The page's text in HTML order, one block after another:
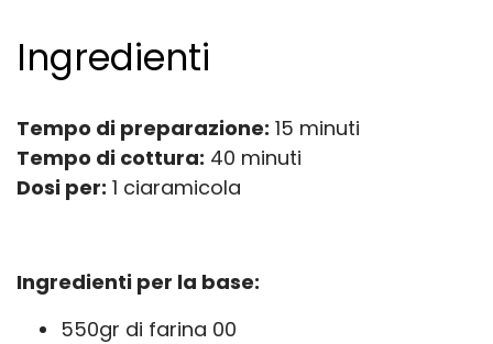
Ingredienti
Tempo di preparazione: 15 minuti
Tempo di cottura: 40 minuti
Dosi per: 1 ciaramicola
Ingredienti per la base:
550gr di farina 00